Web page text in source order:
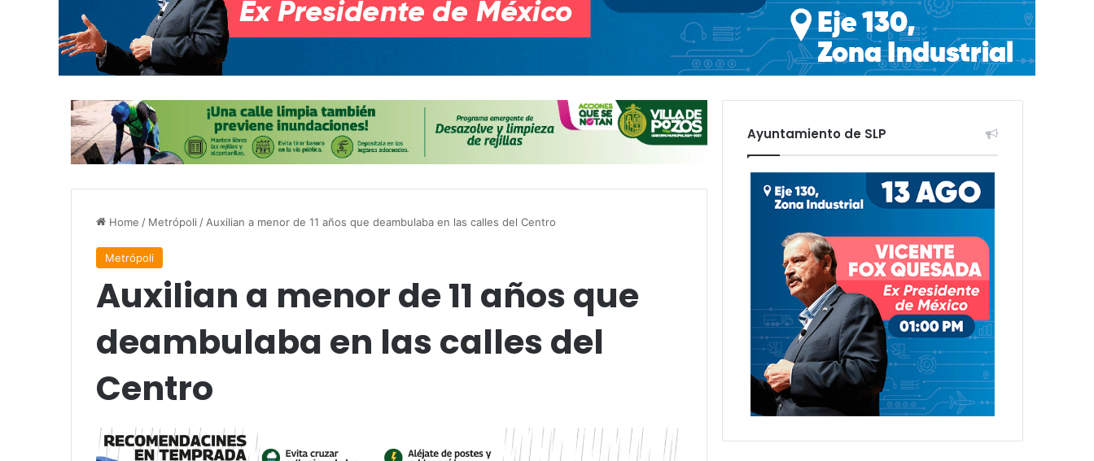
Home / Metrópoli / Auxilian a menor de 11 años que deambulaba en las calles del Centro
Metrópoli
Auxilian a menor de 11 años que
deambulaba en las calles del
Centro
Ayuntamiento de SLP